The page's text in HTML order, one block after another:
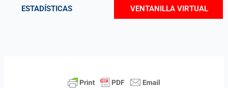
ESTADÍSTICAS VENTANILLA VIRTUAL